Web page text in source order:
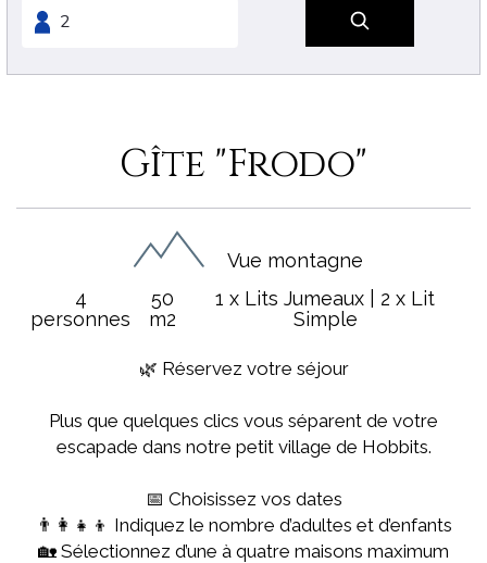
Gîte "Frodo"
Vue montagne
4
personnes
50
m2
1 x Lits Jumeaux
2 x Lit
Simple
🌿 Réservez votre séjour
Plus que quelques clics vous séparent de votre
escapade dans notre petit village de Hobbits.
📅 Choisissez vos dates
👨‍👩‍👧‍👦 Indiquez le nombre d’adultes et d’enfants
🏡 Sélectionnez d’une à quatre maisons maximum